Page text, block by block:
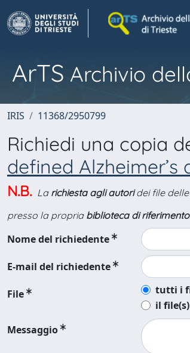
ArTS Archivio
IRIS 11368/2950799
Richiedi una copia
defined
N.B. La richiesta agli autoridei file delle
presso la propria biblioteca di riferimento
Nome del richiedente
E-mail del richiedente
File
tutti i
il
Messaggio